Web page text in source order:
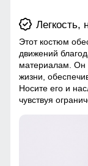
Легкость,
Этот костюм
движений
материалам. Он
жизни,
Носите его и
чувствуя